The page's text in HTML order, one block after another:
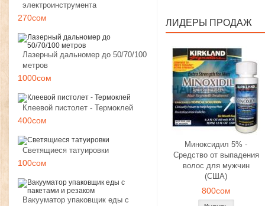
электроинструмента
270сом
Лазерный дальномер до 50/70/100
метров
1000сом
Клеевой пистолет - Термоклей
400сом
Светящиеся татуировки
100сом
Вакууматор упаковщик еды с
ЛИДЕРЫ ПРОДАЖ
Миноксидил 5% -
Средство от выпадения
волос для мужчин
(США)
800сом